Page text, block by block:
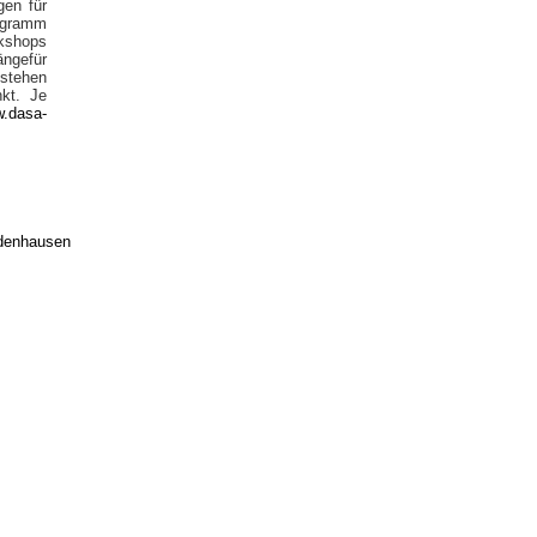
für
Je